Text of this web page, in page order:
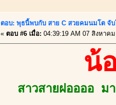
ตอบ: พุธนี้พบกับ สาย C สวยคมนมโต จั
« ตอบ #6 เมื่อ: 04:39:19 AM 07 สิงหาค
น้
สาวสายฝออออ